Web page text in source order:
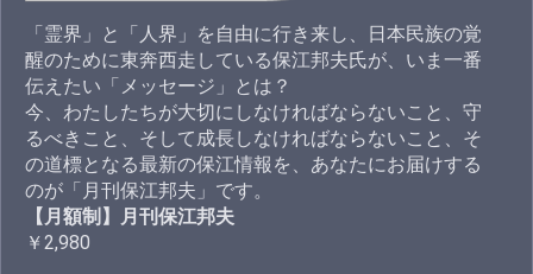
「霊界」と「人界」を自由に行き来し、日本民族の覚
醒のために東奔西走している保江邦夫氏が、いま一番
伝えたい「メッセージ」とは？
今、わたしたちが大切にしなければならないこと、守
るべきこと、そして成長しなければならないこと、そ
の道標となる最新の保江情報を、あなたにお届けする
のが「月刊保江邦夫」です。
【月額制】月刊保江邦夫
￥2,980